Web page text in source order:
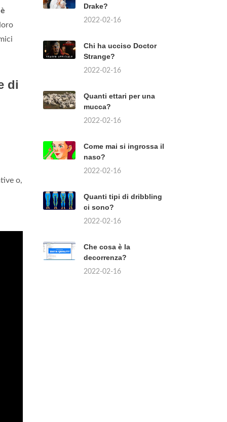
è
di
o,
Drake?
2022-02-16
Chi ha ucciso Doctor
Strange?
2022-02-16
Quanti ettari per una
mucca?
2022-02-16
Come mai si ingrossa il
naso?
2022-02-16
Quanti tipi di dribbling
ci sono?
2022-02-16
Che cosa è la
decorrenza?
2022-02-16